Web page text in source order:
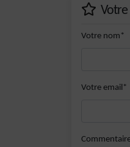
Votre nom*
Votre email*